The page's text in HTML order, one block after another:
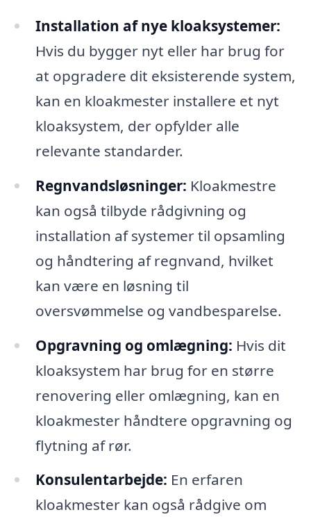
Installation af nye kloaksystemer:
Hvis du bygger nyt eller har brug for
at opgradere dit eksisterende system,
kan en kloakmester installere et nyt
kloaksystem, der opfylder alle
relevante standarder.
Regnvandsløsninger: Kloakmestre
kan også tilbyde rådgivning og
installation af systemer til opsamling
og håndtering af regnvand, hvilket
kan være en løsning til
oversvømmelse og vandbesparelse.
Opgravning og omlægning: Hvis dit
kloaksystem har brug for en større
renovering eller omlægning, kan en
kloakmester håndtere opgravning og
flytning af rør.
Konsulentarbejde: En erfaren
kloakmester kan også rådgive om